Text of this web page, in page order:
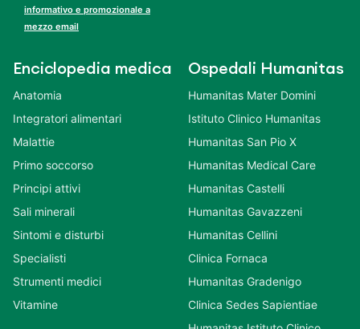
informativo e promozionale a
mezzo email
Enciclopedia medica
Anatomia
Integratori alimentari
Malattie
Primo soccorso
Principi attivi
Sali minerali
Sintomi e disturbi
Specialisti
Strumenti medici
Vitamine
Ospedali Humanitas
Humanitas Mater Domini
Istituto Clinico Humanitas
Humanitas San Pio X
Humanitas Medical Care
Humanitas Castelli
Humanitas Gavazzeni
Humanitas Cellini
Clinica Fornaca
Humanitas Gradenigo
Clinica Sedes Sapientiae